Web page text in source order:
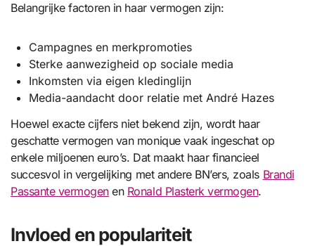
Belangrijke factoren in haar vermogen zijn:
Campagnes en merkpromoties
Sterke aanwezigheid op sociale media
Inkomsten via eigen kledinglijn
Media-aandacht door relatie met André Hazes
Hoewel exacte cijfers niet bekend zijn, wordt haar
geschatte vermogen van monique vaak ingeschat op
enkele miljoenen euro’s. Dat maakt haar financieel
succesvol in vergelijking met andere BN’ers, zoals Brandi
Passante vermogenen Ronald Plasterk vermogen.
Invloed en populariteit